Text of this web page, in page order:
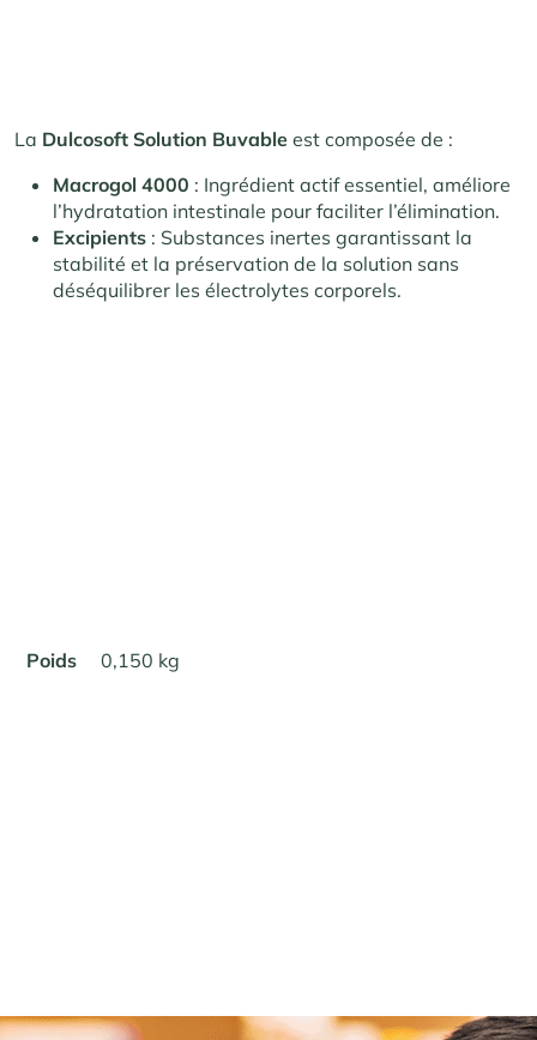
La Dulcosoft Solution Buvable est composée de :
Macrogol 4000 : Ingrédient actif essentiel, améliore
l’hydratation intestinale pour faciliter l’élimination.
Excipients : Substances inertes garantissant la
stabilité et la préservation de la solution sans
déséquilibrer les électrolytes corporels.
Poids 0,150 kg